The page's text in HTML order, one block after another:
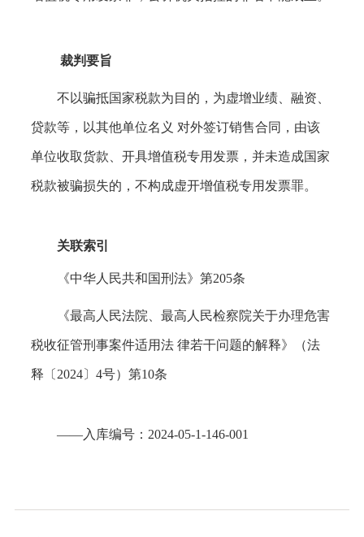
裁判要旨
不以骗抵国家税款为目的，为虚增业绩、融资、
贷款等，以其他单位名义 对外签订销售合同，由该
单位收取货款、开具增值税专用发票，并未造成国家
税款被骗损失的，不构成虚开增值税专用发票罪。
关联索引
《中华人民共和国刑法》第205条
《最高人民法院、最高人民检察院关于办理危害
税收征管刑事案件适用法 律若干问题的解释》（法
释〔 2024〕4号）第10条
——入库编号： 2024-05-1-146-001